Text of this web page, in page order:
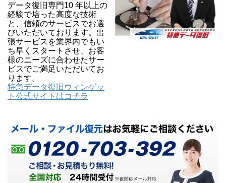
データ復旧専門10 年以上の
経験で培った高度な技術
と、信頼のサービスでお選
びいただいております。出
張サービスを業界内でもい
ち早くスタートさせ、お客
様のニーズに合わせたサー
ビスでご満足いただいてお
ります。
特急データ復旧ウィンゲッ
ト公式サイトはコチラ